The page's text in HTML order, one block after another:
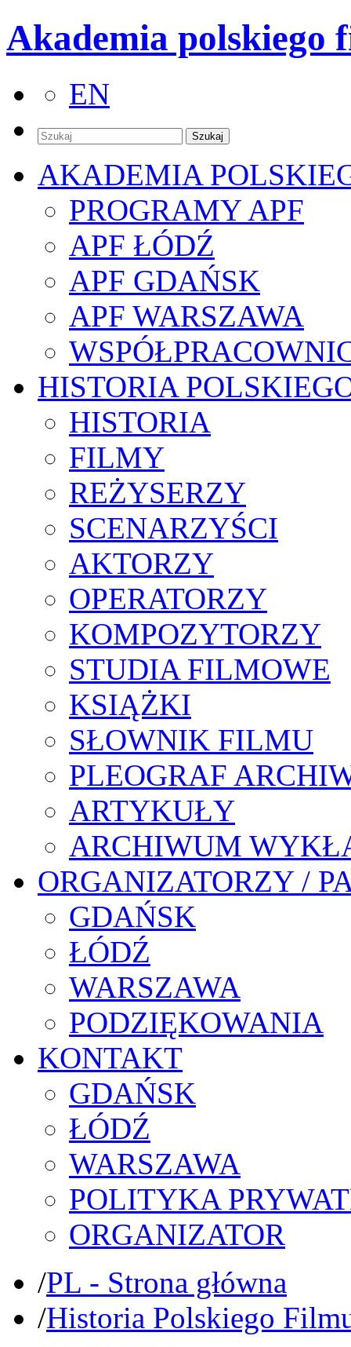
Akademia polskiego
EN
AKADEMIA
PROGRAMY APF
APF ŁÓDŹ
APF GDAŃSK
APF WARSZAWA
HISTORIA
HISTORIA
FILMY
REŻYSERZY
SCENARZYŚCI
AKTORZY
OPERATORZY
KOMPOZYTORZY
STUDIA FILMOWE
KSIĄŻKI
SŁOWNIK FILMU
PLEOGRAF
ARTYKUŁY
ARCHIWUM
ORGANIZATORZY /
GDAŃSK
ŁÓDŹ
WARSZAWA
PODZIĘKOWANIA
KONTAKT
GDAŃSK
ŁÓDŹ
WARSZAWA
POLITYKA
ORGANIZATOR
/PL - Strona główna
/Historia Polskiego